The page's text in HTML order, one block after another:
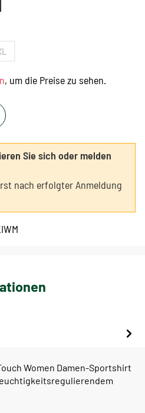
, um die Preise zu sehen.
Sie sich oder melden
nach erfolgter Anmeldung
Women Damen-Sportshirt